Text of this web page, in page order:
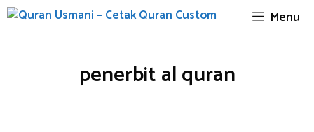
Skip
Menu
penerbit al quran